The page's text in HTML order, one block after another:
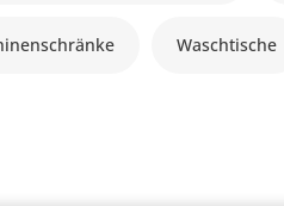
Waschtische